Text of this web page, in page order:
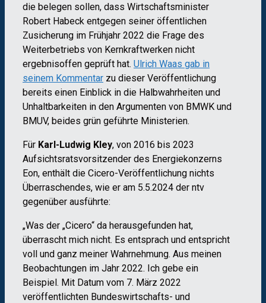
die belegen sollen, dass Wirtschaftsminister
Robert Habeck entgegen seiner öffentlichen
Zusicherung im Frühjahr 2022 die Frage des
Weiterbetriebs von Kernkraftwerken nicht
ergebnisoffen geprüft hat. Ulrich Waas gab in
seinem Kommentar zu dieser Veröffentlichung
bereits einen Einblick in die Halbwahrheiten und
Unhaltbarkeiten in den Argumenten von BMWK und
BMUV, beides grün geführte Ministerien.
Für Karl-Ludwig Kley, von 2016 bis 2023
Aufsichtsratsvorsitzender des Energiekonzerns
Eon, enthält die Cicero-Veröffentlichung nichts
Überraschendes, wie er am 5.5.2024 der ntv
gegenüber ausführte:
„Was der „Cicero“ da herausgefunden hat,
überrascht mich nicht. Es entsprach und entspricht
voll und ganz meiner Wahrnehmung. Aus meinen
Beobachtungen im Jahr 2022. Ich gebe ein
Beispiel. Mit Datum vom 7. März 2022
veröffentlichten Bundeswirtschafts- und